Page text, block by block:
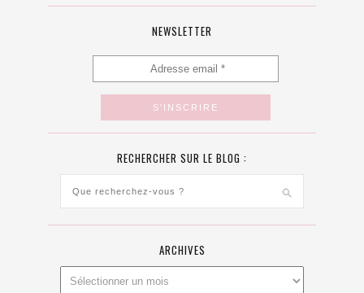
NEWSLETTER
RECHERCHER SUR LE BLOG :
ARCHIVES